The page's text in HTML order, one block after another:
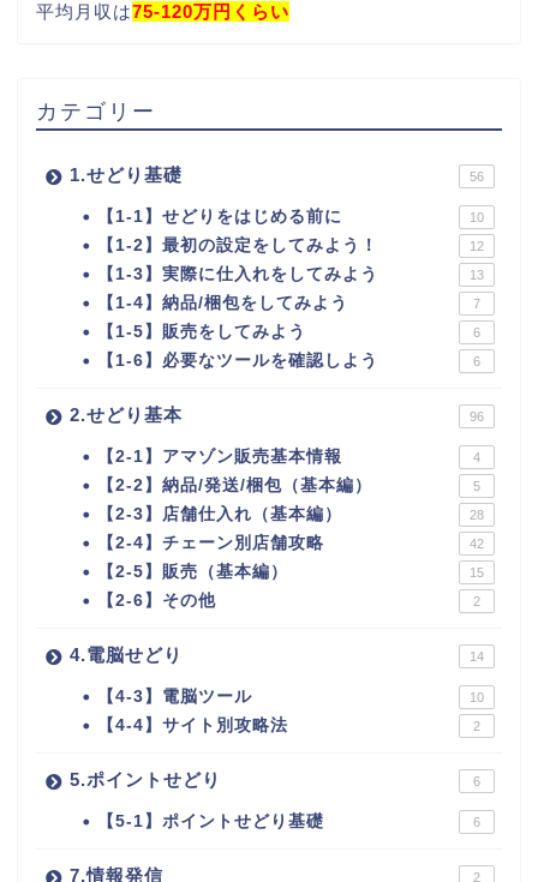
平均月収は75-120万円くらい
カテゴリー
1.せどり基礎 56
【1-1】せどりをはじめる前に 10
【1-2】最初の設定をしてみよう！ 12
【1-3】実際に仕入れをしてみよう 13
【1-4】納品/梱包をしてみよう 7
【1-5】販売をしてみよう 6
【1-6】必要なツールを確認しよう 6
2.せどり基本 96
【2-1】アマゾン販売基本情報 4
【2-2】納品/発送/梱包（基本編） 5
【2-3】店舗仕入れ（基本編） 28
【2-4】チェーン別店舗攻略 42
【2-5】販売（基本編） 15
【2-6】その他 2
4.電脳せどり 14
【4-3】電脳ツール 10
【4-4】サイト別攻略法 2
5.ポイントせどり 6
【5-1】ポイントせどり基礎 6
7.情報発信 2